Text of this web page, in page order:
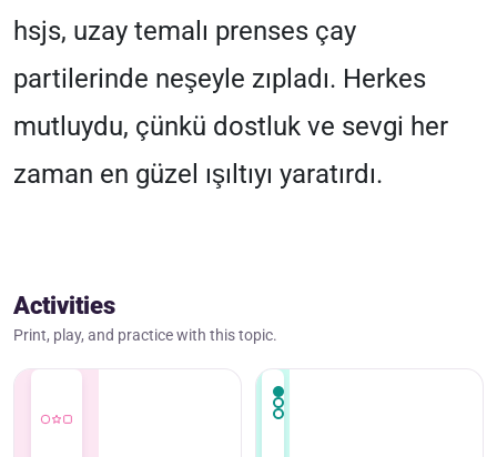
hsjs, uzay temalı prenses çay
partilerinde neşeyle zıpladı. Herkes
mutluydu, çünkü dostluk ve sevgi her
zaman en güzel ışıltıyı yaratırdı.
Activities
Print, play, and practice with this topic.